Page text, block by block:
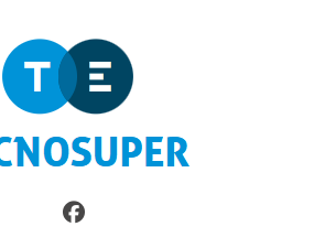
Seleziona gli argomenti di cui vuoi
saperne di più